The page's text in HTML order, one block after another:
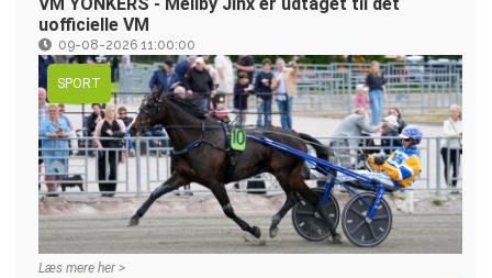
uofficielle VM
09-08-2026 11:00:00
SPORT
Læs mere her >